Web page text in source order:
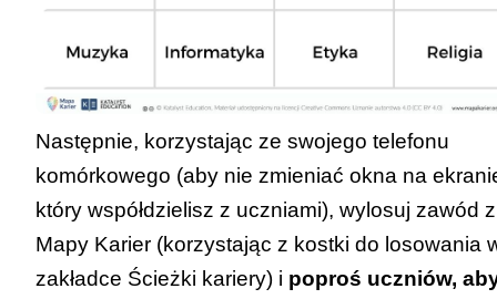
Następnie, korzystając ze swojego telefonu
komórkowego (aby nie zmieniać okna na
który współdzielisz z uczniami), wylosuj zawód z
Mapy Karier (korzystając z kostki do losowania
zakładce Ścieżki kariery) i poproś uczniów,